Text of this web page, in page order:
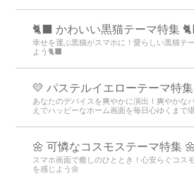
🐈‍⬛ かわいい黒猫テーマ特集
幸せを運ぶ黒猫がスマホに！愛らしい黒猫テ
よう🐈‍⬛
💛 パステルイエローテーマ特集
あなたのデバイスを爽やかに演出！爽やかな
えでハッピーなホーム画面を毎日心ゆくまで
🌼 可憐なコスモステーマ特集 🌼
スマホ画面で癒しのひととき！心安らぐコス
を感じよう🌼